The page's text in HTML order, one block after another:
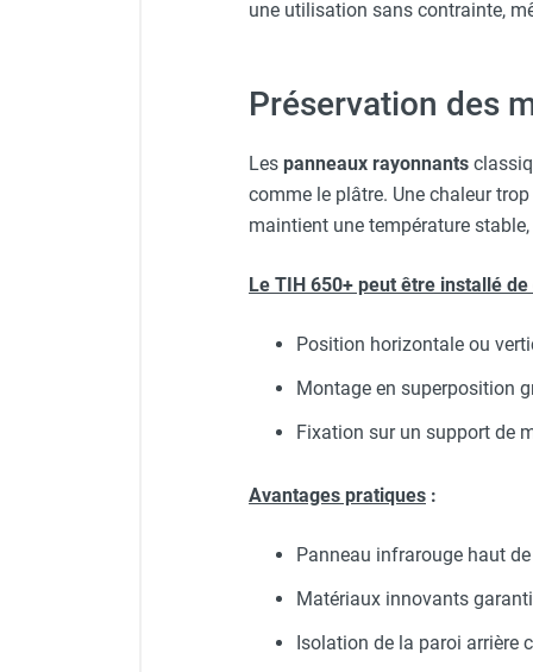
Chauffage d'atelier granulés / bois /
Aérotherme fixe mural
Aérotherme électrique
Aérotherme au gaz
Aérotherme au fioul
Chauffage mobile électrique
Chauffage haute température pour
étuvage industriel ou destruction
Chauffage électrique par convection
Chauffage fioul soufflant avec
une utilisation sans contrainte,
Préservation des
Les panneaux rayonnants
comme le plâtre. Une chaleur
maintient une température
Le TIH 650+ peut être installé
Position horizontale ou
Montage en superposition
Fixation sur un support de
Avantages pratiques :
Panneau infrarouge haut
Matériaux innovants
Isolation de la paroi arrière